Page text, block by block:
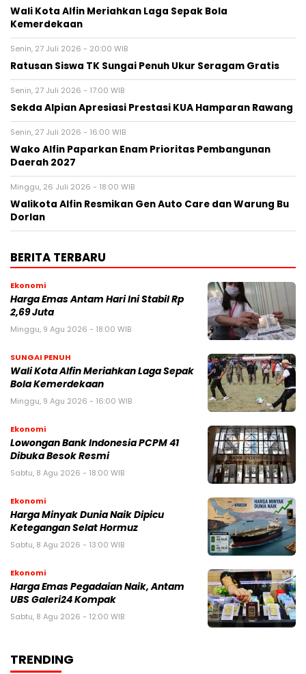
Wali Kota Alfin Meriahkan Laga Sepak Bola
Kemerdekaan
Senin, 27 Juli 2026 - 20:00 WIB
Ratusan Siswa TK Sungai Penuh Ukur Seragam Gratis
Senin, 27 Juli 2026 - 17:00 WIB
Sekda Alpian Apresiasi Prestasi KUA Hamparan Rawang
Senin, 27 Juli 2026 - 16:00 WIB
Wako Alfin Paparkan Enam Prioritas Pembangunan
Daerah 2027
Minggu, 26 Juli 2026 - 18:00 WIB
Walikota Alfin Resmikan Gen Auto Care dan Warung Bu
Dorlan
BERITA TERBARU
Ekonomi
Harga Emas Antam Hari Ini Stabil Rp
2,69 Juta
Minggu, 9 Agu 2026 - 18:00 WIB
SUNGAI PENUH
Wali Kota Alfin Meriahkan Laga Sepak
Bola Kemerdekaan
Minggu, 9 Agu 2026 - 16:00 WIB
Ekonomi
Lowongan Bank Indonesia PCPM 41
Dibuka Besok Resmi
Sabtu, 8 Agu 2026 - 18:00 WIB
Ekonomi
Harga Minyak Dunia Naik Dipicu
Ketegangan Selat Hormuz
Sabtu, 8 Agu 2026 - 13:00 WIB
Ekonomi
Harga Emas Pegadaian Naik, Antam
UBS Galeri24 Kompak
Sabtu, 8 Agu 2026 - 12:00 WIB
TRENDING